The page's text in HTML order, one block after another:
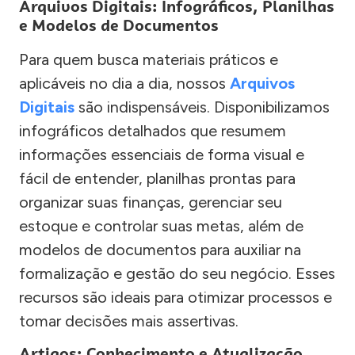
Arquivos Digitais: Infográficos, Planilhas
e Modelos de Documentos
Para quem busca materiais práticos e
aplicáveis no dia a dia, nossos Arquivos
Digitais são indispensáveis. Disponibilizamos
infográficos detalhados que resumem
informações essenciais de forma visual e
fácil de entender, planilhas prontas para
organizar suas finanças, gerenciar seu
estoque e controlar suas metas, além de
modelos de documentos para auxiliar na
formalização e gestão do seu negócio. Esses
recursos são ideais para otimizar processos e
tomar decisões mais assertivas.